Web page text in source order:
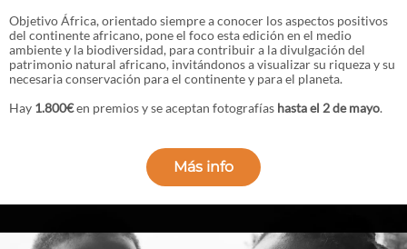
Objetivo África, orientado siempre a conocer los aspectos positivos
del continente africano, pone el foco esta edición en el medio
ambiente y la biodiversidad, para contribuir a la divulgación del
patrimonio natural africano, invitándonos a visualizar su riqueza y su
necesaria conservación para el continente y para el planeta.
Hay 1.800€en premios y se aceptan fotografías hasta el 2 de mayo.
Más info